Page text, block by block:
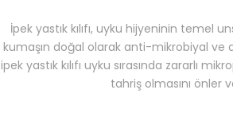
İpek yastık kılıfı, uyku hijyeninin temel
kumaşın doğal olarak anti-mikrobiyal ve
ipek yastık kılıfı uyku sırasında zararlı
tahriş olmasını